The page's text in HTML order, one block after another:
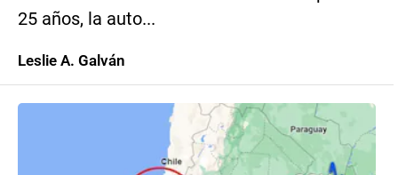
25 años, la auto...
Leslie A. Galván